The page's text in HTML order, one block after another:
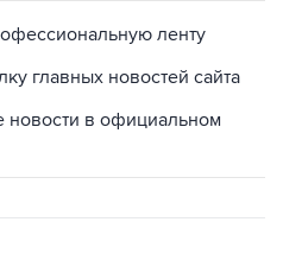
ленту
главных новостей сайта
новости в официальном